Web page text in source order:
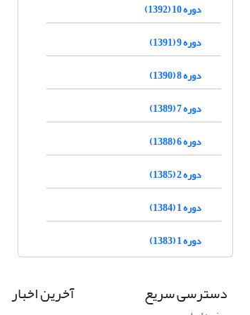
دوره 10 (1392)
دوره 9 (1391)
دوره 8 (1390)
دوره 7 (1389)
دوره 6 (1388)
دوره 2 (1385)
دوره 1 (1384)
دوره 1 (1383)
دسترسی سریع آخرین اخبار